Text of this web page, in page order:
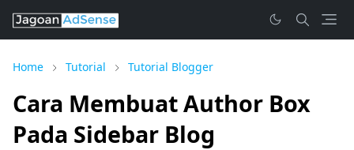
Home Tutorial Tutorial Blogger
Cara Membuat Author Box
Pada Sidebar Blog